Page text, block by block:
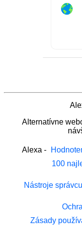
Alternatívne
Alexa -
100
Nástroje
Zásady